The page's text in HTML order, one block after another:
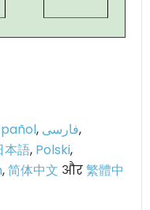
, فارسی,
本語, Polski,
,简体中文 और繁體中